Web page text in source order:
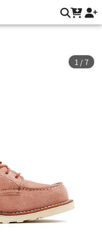
Heritage 台灣官方網站
1 /7